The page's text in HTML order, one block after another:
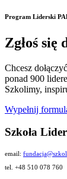
Program Liderski
Zgłoś się
Chcesz
ponad 900
Szkolimy,
Wypełnij
Szkoła
email:
tel. +48 510 078 760